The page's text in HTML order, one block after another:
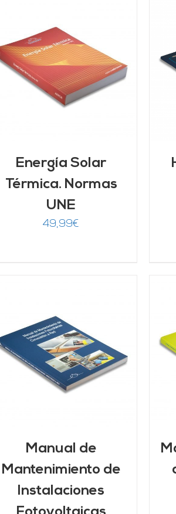
Energía Solar
Térmica. Normas
UNE
49,99€
AÑADIR AL CARRITO
/
DETALLES
Manual de
Mantenimiento de
Instalaciones
AÑADIR AL CARRITO
/
DETALLES